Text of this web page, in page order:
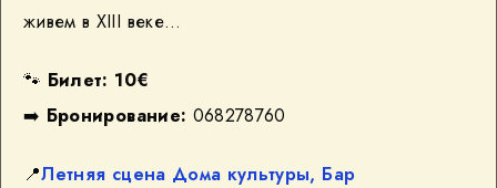
живем в XIII веке…
🐾 Билет: 10€
➡️ Бронирование: 068278760
📍Летняя сцена Дома культуры, Бар